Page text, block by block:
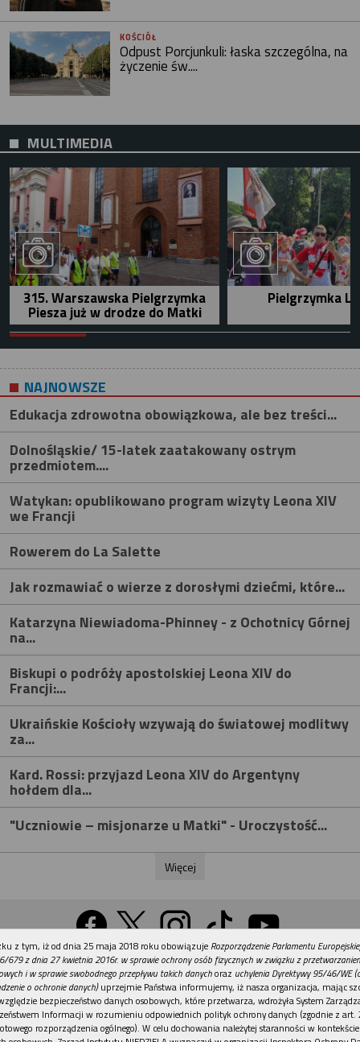
KOŚCIÓŁ
Odpust Porcjunkuli: łaska szczególna, na
życzenie św....
MULTIMEDIA
315. Warszawska Pielgrzymka
Piesza już w drodze do Matki
Pielgrzymka
NAJNOWSZE
Edukacja zdrowotna obowiązkowa, ale bez treści...
Dolnośląskie/ 15-latek zaatakowany ostrym
przedmiotem....
Watykan: opublikowano program wizyty Leona XIV
we Francji
Rowerem do La Salette
Jak rozmawiać o wierze z dorosłymi dziećmi, które...
Katarzyna Niewiadoma-Phinney - z Ochotnicy Górnej
na...
Biskupi o podróży apostolskiej Leona XIV do
Francji:...
Ukraińskie Kościoły wzywają do światowej modlitwy
za...
Kard. Rossi: przyjazd Leona XIV do Argentyny
hołdem dla...
"Uczniowie – misjonarze u Matki" - Uroczystość...
Więcej
Wersja na komputer
Działy Tematy Kontakt Reklama
Patronaty
Polityka prywatności
REKLAMA
z tym, iż od dnia 25 maja 2018 roku obowiązuje Rozporządzenie Parlamentu
679 z dnia 27 kwietnia 2016r. w sprawie ochrony osób fizycznych w związku z
i w sprawie swobodnego przepływu takich danychoraz uchylenia Dyrektywy 95/46/WE
o ochronie danych)uprzejmie Państwa informujemy, iż nasza organizacja, mając
bezpieczeństwo danych osobowych, które przetwarza, wdrożyła System
Informacji w rozumieniu odpowiednich polityk ochrony danych (zgodnie z art.
rozporządzenia ogólnego). W celu dochowania należytej staranności w